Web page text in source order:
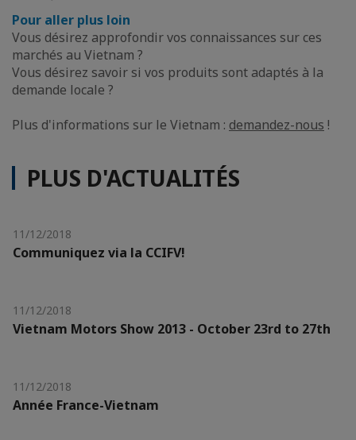
Pour aller plus loin
Vous désirez approfondir vos connaissances sur ces
marchés au Vietnam ?
Vous désirez savoir si vos produits sont adaptés à la
demande locale ?
Plus d'informations sur le Vietnam : demandez-nous !
PLUS D'ACTUALITÉS
11/12/2018
Communiquez via la CCIFV!
11/12/2018
Vietnam Motors Show 2013 - October 23rd to 27th
11/12/2018
Année France-Vietnam